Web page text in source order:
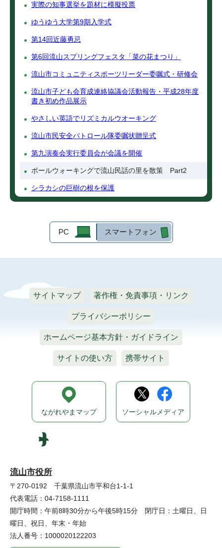
実際の知事選挙を題材に模擬投票
ゆうゆう大学第9期入学式
第14回近藤勇忌
第6回流山スプリングフェスタ「菜の花まつり」
流山市コミュニティスポーツリーダー委嘱式・研修会
流山市子ども会育成連絡協議会活動報告・平成28年度
書き初め作品展示
やさしい英語でリズミカルウオーキング
流山市民安全パトロール隊委嘱状贈呈式
第九演奏会実行委員会が会議を開催
ポールウォーキングで流山民話の里を散策 Part2
シラカシの巨樹の根を保護
PC スマートフォン
サイトマップ 著作権・免責事項・リンク
プライバシーポリシー
ホームページ基本方針・ガイドライン
サイトの使い方 携帯サイト
流山市役所
〒270-0192 千葉県流山市平和台1-1-1
代表電話：04-7158-1111
開庁時間：午前8時30分から午後5時15分 閉庁日：土曜日、日
曜日、祝日、年末・年始
法人番号：1000020122203
ながれやまマップ ソーシャルメディア